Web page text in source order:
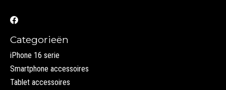
Categorieën
iPhone 16 serie
Smartphone accessoires
Tablet accessoires